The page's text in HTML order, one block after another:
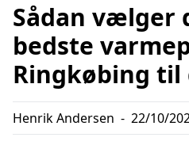
Sådan vælger
bedste
Ringkøbing
Henrik Andersen - 22/10/